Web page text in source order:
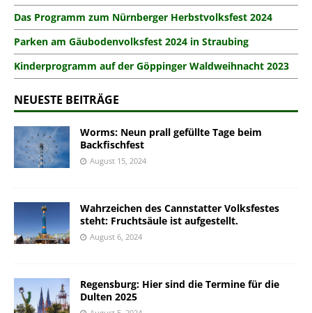
Das Programm zum Nürnberger Herbstvolksfest 2024
Parken am Gäubodenvolksfest 2024 in Straubing
Kinderprogramm auf der Göppinger Waldweihnacht 2023
NEUESTE BEITRÄGE
Worms: Neun prall gefüllte Tage beim
Backfischfest
August 15, 2024
Wahrzeichen des Cannstatter Volksfestes
steht: Fruchtsäule ist aufgestellt.
August 6, 2024
Regensburg: Hier sind die Termine für die
Dulten 2025